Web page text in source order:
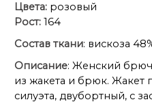
Цвета: розовый
Рост: 164
Состав ткани: вискоза
Описание: Женский
из жакета и брюк. Жакет
силуэта, двубортный, с